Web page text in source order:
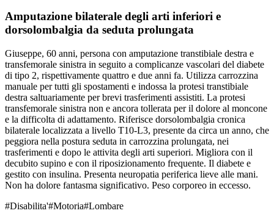
Amputazione bilaterale degli arti inferiori e
dorsolombalgia da seduta prolungata
Giuseppe, 60 anni, persona con amputazione transtibiale destra e
transfemorale sinistra in seguito a complicanze vascolari del diabete
di tipo 2, rispettivamente quattro e due anni fa. Utilizza carrozzina
manuale per tutti gli spostamenti e indossa la protesi transtibiale
destra saltuariamente per brevi trasferimenti assistiti. La protesi
transfemorale sinistra non e ancora tollerata per il dolore al moncone
e la difficolta di adattamento. Riferisce dorsolombalgia cronica
bilaterale localizzata a livello T10-L3, presente da circa un anno, che
peggiora nella postura seduta in carrozzina prolungata, nei
trasferimenti e dopo le attivita degli arti superiori. Migliora con il
decubito supino e con il riposizionamento frequente. Il diabete e
gestito con insulina. Presenta neuropatia periferica lieve alle mani.
Non ha dolore fantasma significativo. Peso corporeo in eccesso.
#Disabilita'#Motoria#Lombare